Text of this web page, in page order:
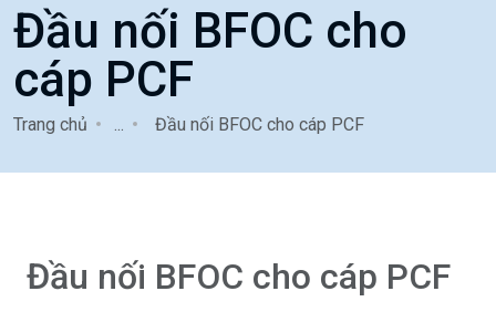
Đầu nối BFOC cho
cáp PCF
Trang chủ Đầu nối BFOC cho cáp PCF
Đầu nối BFOC cho cáp PCF